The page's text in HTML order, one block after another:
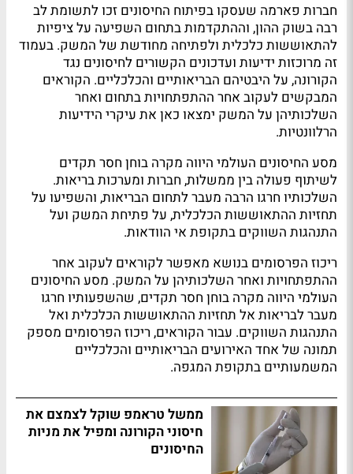
חברות פארמה שעסקו בפיתוח החיסונים זכו לתשומת לב
רבה בשוק ההון, וההתקדמות בתחום השפיעה על ציפיות
להתאוששות כלכלית ולפתיחה מחודשת של המשק. בעמוד
זה מרוכזות ידיעות ועדכונים הקשורים לחיסונים נגד
הקורונה, על היבטיהם הבריאותיים והכלכליים. הקוראים
המבקשים לעקוב אחר ההתפתחויות בתחום ואחר
השלכותיהן על המשק ימצאו כאן את עיקרי הידיעות
הרלוונטיות.
מסע החיסונים העולמי היווה מקרה בוחן חסר תקדים
לשיתוף פעולה בין ממשלות, חברות ומערכות בריאות.
השלכותיו חרגו הרבה מעבר לתחום הבריאות, והשפיעו על
תחזיות ההתאוששות הכלכלית, על פתיחת המשק ועל
התנהגות השווקים בתקופת אי הוודאות.
ריכוז הפרסומים בנושא מאפשר לקוראים לעקוב אחר
ההתפתחויות ואחר השלכותיהן על המשק. מסע החיסונים
העולמי היווה מקרה בוחן חסר תקדים, שהשפעותיו חרגו
מעבר לבריאות אל תחזיות ההתאוששות הכלכלית ואל
התנהגות השווקים. עבור הקוראים, ריכוז הפרסומים מספק
תמונה של אחד האירועים הבריאותיים והכלכליים
המשמעותיים בתקופת המגפה.
ממשל טראמפ שוקל לצמצם את
חיסוני הקורונה ומפיל את מניות
החיסונים